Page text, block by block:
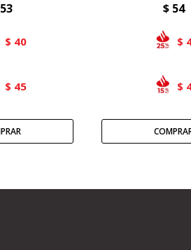
53
$ 40
$ 45
$ 54
$
$